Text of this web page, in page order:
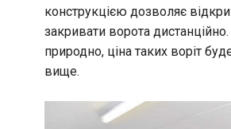
конструкцією дозволяє
закривати ворота
природно, ціна таких воріт
вище.